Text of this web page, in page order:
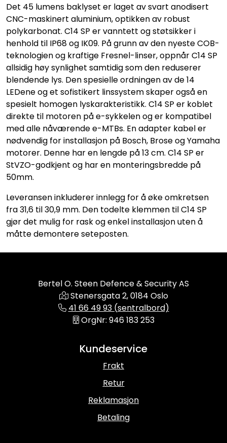
Det 45 lumens baklyset er laget av svart anodisert
CNC-maskinert aluminium, optikken av robust
polykarbonat. C14 SP er vanntett og støtsikker i
henhold til IP68 og IK09. På grunn av den nyeste COB-
teknologien og kraftige Fresnel-linser, oppnår C14 SP
allsidig høy synlighet samtidig som den reduserer
blendende lys. Den spesielle ordningen av de 14
LEDene og et sofistikert linssystem skaper også en
spesielt homogen lyskarakteristikk. C14 SP er koblet
direkte til motoren på e-sykkelen og er kompatibel
med alle nåværende e-MTBs. En adapter kabel er
nødvendig for installasjon på Bosch, Brose og Yamaha
motorer. Denne har en lengde på 13 cm. C14 SP er
StVZO-godkjent og har en monteringsbredde på
50mm.
Leveransen inkluderer innlegg for å øke omkretsen
fra 31,6 til 30,9 mm. Den todelte klemmen til C14 SP
gjør det mulig for rask og enkel installasjon uten å
måtte demontere seteposten.
Bertel O. Steen Defence & Security AS
Stenersgata 2, 0184 Oslo
41 66 49 93 (sentralbord)
OrgNr: 946 183 253
Kundeservice
Frakt
Retur
Reklamasjon
Betaling